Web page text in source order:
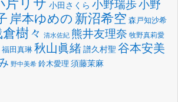
片リサ 小田さくら 小野瑞歩小野
岸本ゆめの 新沼希空 森戸知沙希
樹々 清水佐紀 熊井友理奈 牧野真莉愛
福田真琳 秋山眞緒譜久村聖 谷本安美
野中美希 鈴木愛理 須藤茉麻